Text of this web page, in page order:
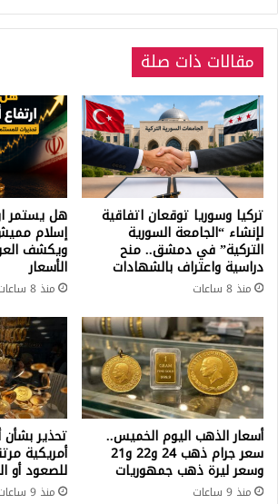
مقالات ذات صلة
تركيا وسوريا توقعان اتفاقية
لإنشاء “الجامعة السورية
التركية” في دمشق.. منح
دراسية واعتراف بالشهادات
منذ 8 ساعات
هل يستمر
إسلام
ويكشف
الأسعار
منذ 8 ساعات
أسعار الذهب اليوم الخميس..
سعر جرام ذهب 24 و22 و21
وسعر ليرة ذهب جمهوريات
منذ 9 ساعات
تحذير بشأن
أمريكية
للصعود أو
منذ 9 ساعات